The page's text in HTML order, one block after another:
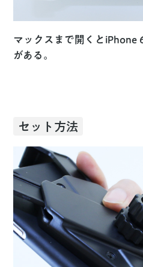
マックスまで開くとiPhone
がある。
セット方法